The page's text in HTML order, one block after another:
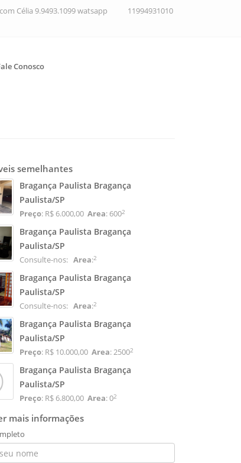
Célia 9.9493.1099 watsapp
11994931010
Conosco
semelhantes
Bragança Paulista Bragança
Paulista/SP
Preço: R$ 6.000,00 Area: 6002
Bragança Paulista Bragança
Paulista/SP
Consulte-nos: Area:2
Bragança Paulista Bragança
Paulista/SP
Consulte-nos: Area:2
Bragança Paulista Bragança
Paulista/SP
Preço: R$ 10.000,00 Area: 25002
Bragança Paulista Bragança
Paulista/SP
Preço: R$ 6.800,00 Area: 02
mais informações